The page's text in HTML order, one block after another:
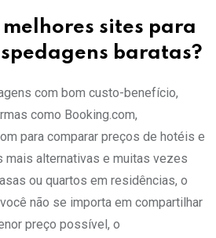
sites para
baratas?
com bom custo-benefício,
como Booking.com,
para comparar preços de hotéis e
mais alternativas e muitas vezes
ou quartos em residências, o
não se importa em compartilhar
preço possível, o